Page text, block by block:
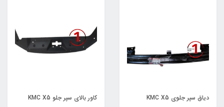
دیاق سپر جلوی KMC X5 کاور بالای سپر جلو KMC X5